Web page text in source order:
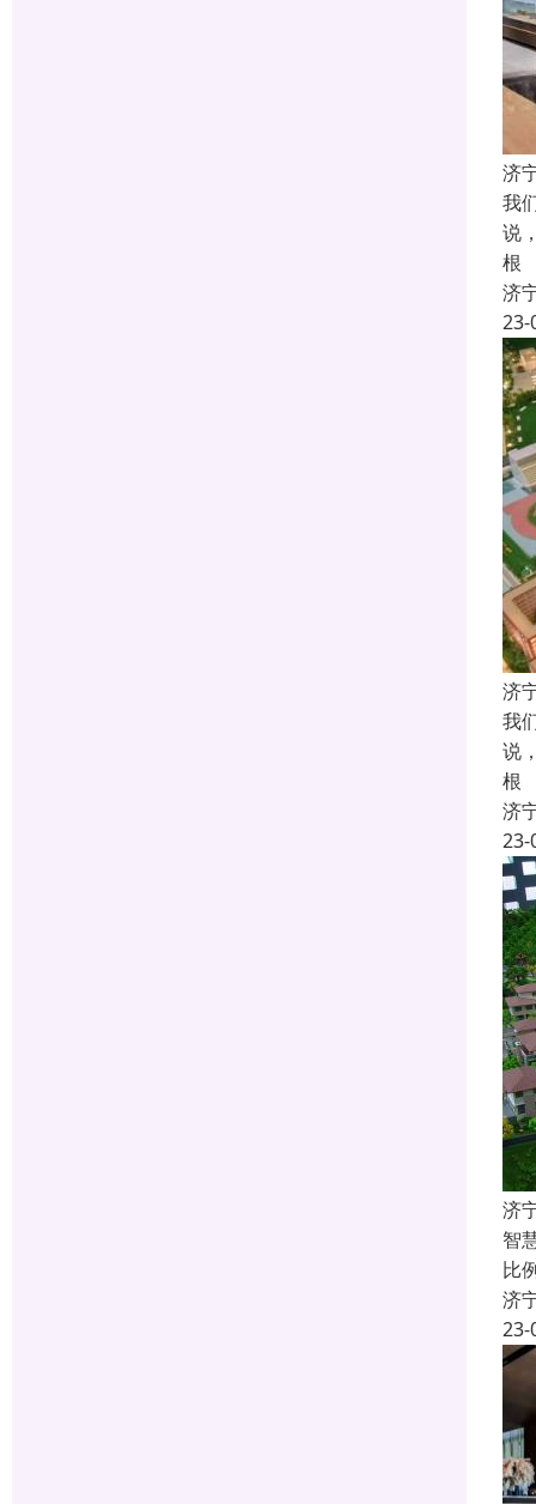
济
我
说
根
济
23-
济
我
说
根
济
23-
济
智
比
济
23-